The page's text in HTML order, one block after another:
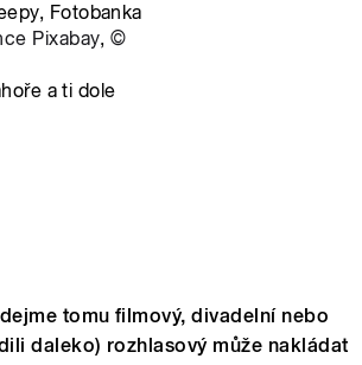
Fotobanka
Pixabay, ©
a ti dole
tomu filmový, divadelní nebo
daleko) rozhlasový může nakládat